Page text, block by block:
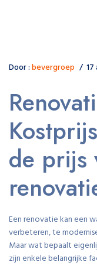
Door :bevergroep
de prijs
Een renovatie kan een
verbeteren, te
Maar wat bepaalt
zijn enkele belangrijke